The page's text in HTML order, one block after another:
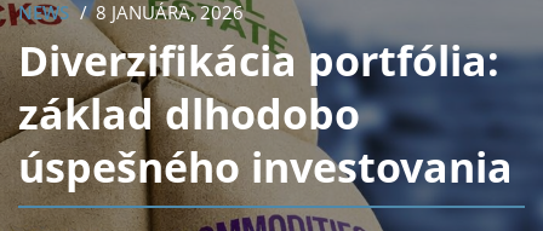
NEWS 8 JANUÁRA, 2026
Diverzifikácia portfólia:
základ dlhodobo
úspešného investovania